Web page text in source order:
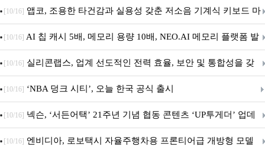
특집(1-4편)
[10/16] 앱코, 조용한 타건감과 실용성 갖춘 저소음 기계식 키보드 마
우스 세트 'KM580' 출시
[10/16] AI 칩 캐시 5배, 메모리 용량 10배, NEO.AI 메모리 플랫폼 발
표
[10/16] 실리콘랩스, 업계 선도적인 전력 효율, 보안 및 통합성을 갖
춘 초저전력 블루투스 LE SoC ‘BG2B’ 공개
[10/16] ‘NBA 덩크 시티’, 오늘 한국 공식 출시
[10/16] 넥슨, ‘서든어택’ 21주년 기념 협동 콘텐츠 ‘UP투게더’ 업데
이트
[10/16] 엔비디아, 로보택시 자율주행차용 프론티어급 개방형 모델